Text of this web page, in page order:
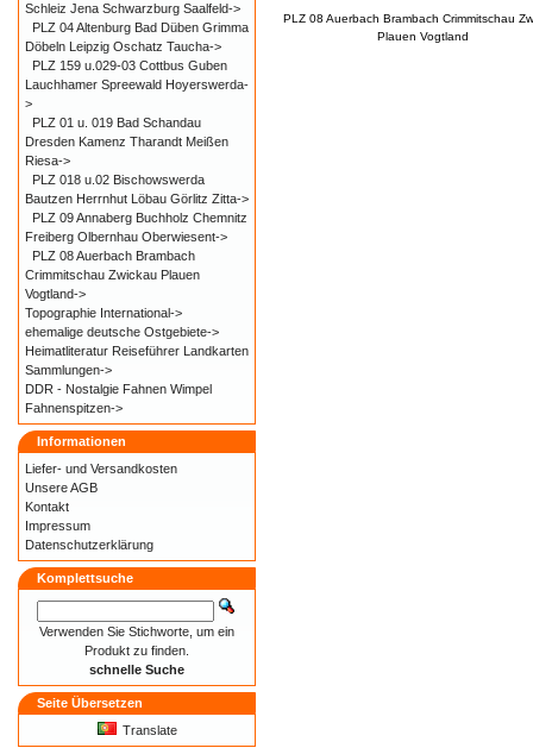
PLZ 08 Auerbach Brambach Crimmitschau
Plauen Vogtland
Schleiz Jena Schwarzburg Saalfeld->
PLZ 04 Altenburg Bad Düben Grimma
Döbeln Leipzig Oschatz Taucha->
PLZ 159 u.029-03 Cottbus Guben
Lauchhamer Spreewald Hoyerswerda-
>
PLZ 01 u. 019 Bad Schandau
Dresden Kamenz Tharandt Meißen
Riesa->
PLZ 018 u.02 Bischowswerda
Bautzen Herrnhut Löbau Görlitz Zitta->
PLZ 09 Annaberg Buchholz Chemnitz
Freiberg Olbernhau Oberwiesent->
PLZ 08 Auerbach Brambach
Crimmitschau Zwickau Plauen
Vogtland->
Topographie International->
ehemalige deutsche Ostgebiete->
Heimatliteratur Reiseführer Landkarten
Sammlungen->
DDR - Nostalgie Fahnen Wimpel
Fahnenspitzen->
Informationen
Liefer- und Versandkosten
Unsere AGB
Kontakt
Impressum
Datenschutzerklärung
Komplettsuche
Verwenden Sie Stichworte, um ein
Produkt zu finden.
schnelle Suche
Seite Übersetzen
Translate